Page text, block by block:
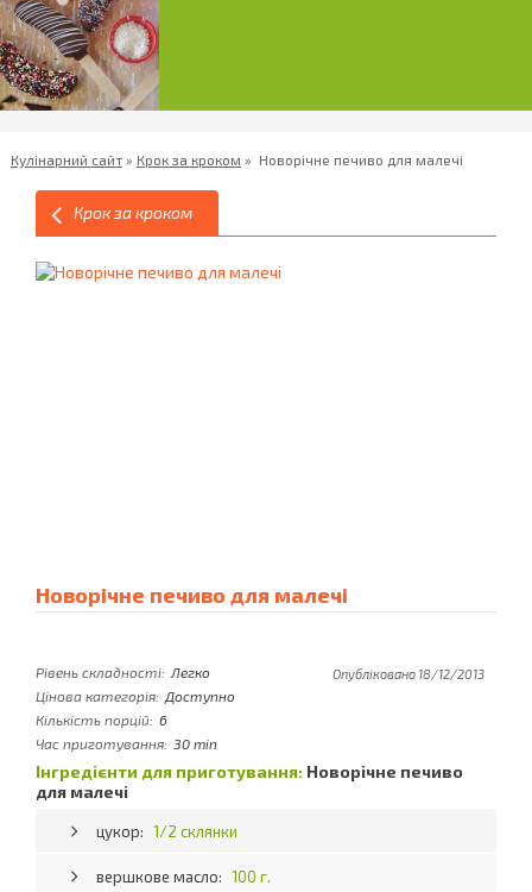
Кулінарний сайт» Крок за кроком » Новорічне печиво для малечі
Крок за кроком
Новорічне печиво для малечі
Рівень складності: Легко
Цінова категорія: Доступно
Кількість порцій: 6
Час приготування: 30 min
Опубліковано 18/12/2013
Інгредієнти для приготування: Новорічне печиво
для малечі
цукор: 1/2 склянки
вершкове масло: 100 г.